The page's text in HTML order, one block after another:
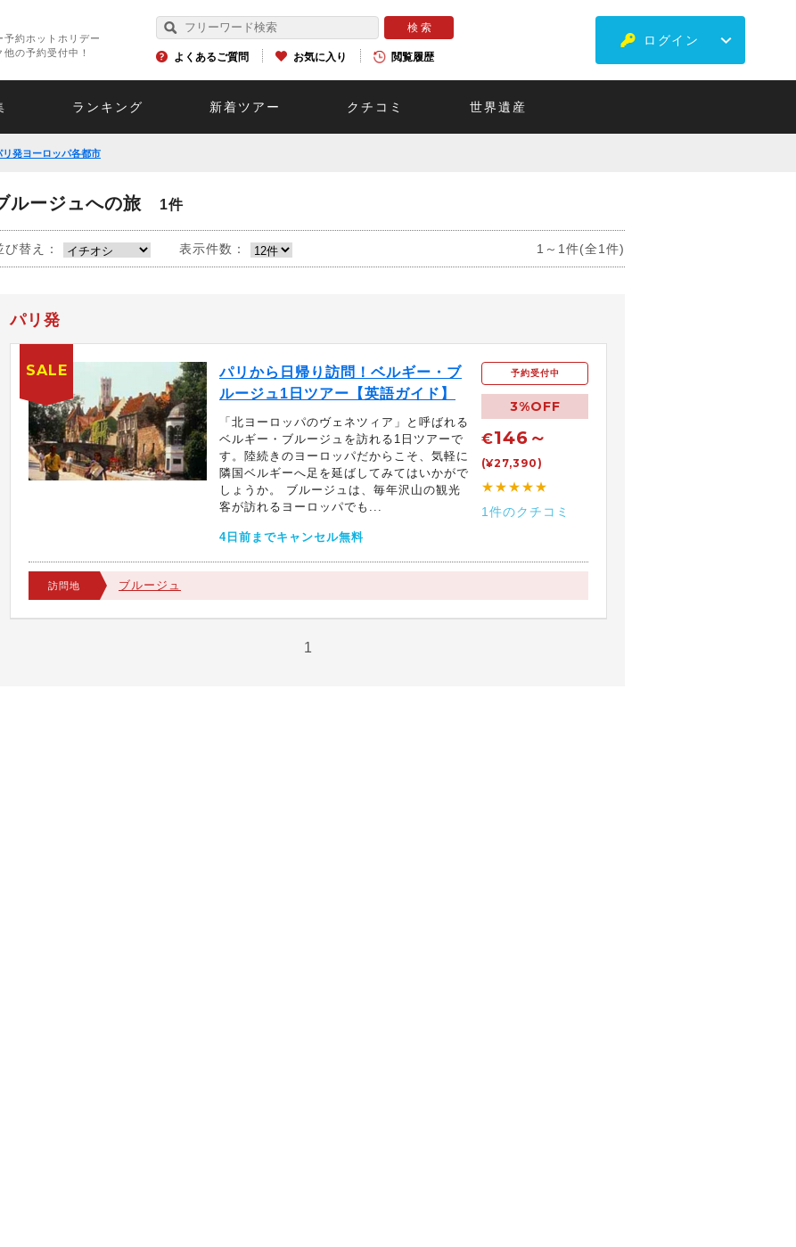
約ホットホリデー
の予約受付中！
よくあるご質問 お気に入り 閲覧履歴
ログイン
ランキング 新着ツアー クチコミ 世界遺産
リ発ヨーロッパ各都市
ルージュへの旅 1件
び替え： 表示件数： 1～1件(全1件)
パリ発
パリから日帰り訪問！ベルギー・ブ
ルージュ1日ツアー【英語ガイド】
「北ヨーロッパのヴェネツィア」と呼ばれる
ベルギー・ブルージュを訪れる1日ツアーで
す。陸続きのヨーロッパだからこそ、気軽に
隣国ベルギーへ足を延ばしてみてはいかがで
しょうか。 ブルージュは、毎年沢山の観光
客が訪れるヨーロッパでも...
4日前までキャンセル無料
予約受付中
3%OFF
€146～
(¥27,390)
★★★★★
1件のクチコミ
訪問地 ブルージュ
SALE
1